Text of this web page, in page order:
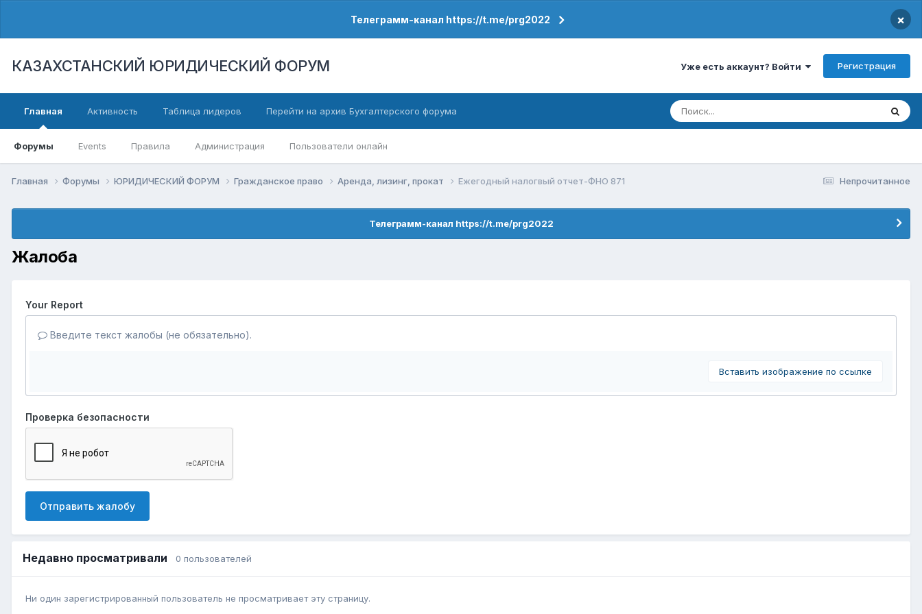
Телеграмм-канал https://t.me/prg2022 ×
КАЗАХСТАНСКИЙ ЮРИДИЧЕСКИЙ ФОРУМ Уже есть аккаунт? Войти Регистрация
Главная
Форумы Events Правила Администрация Пользователи онлайн
Активность Таблица лидеров Перейти на архив Бухгалтерского форума
Непрочитанное
Главная Форумы ЮРИДИЧЕСКИЙ ФОРУМ Гражданское право Аренда, лизинг, прокат Ежегодный налогвый отчет-ФНО 871
Телеграмм-канал https://t.me/prg2022
Жалоба
Your Report
Введите текст жалобы (не обязательно).
Вставить изображение по ссылке
Проверка безопасности
Отправить жалобу
Недавно просматривали 0 пользователей
Ни один зарегистрированный пользователь не просматривает эту страницу.